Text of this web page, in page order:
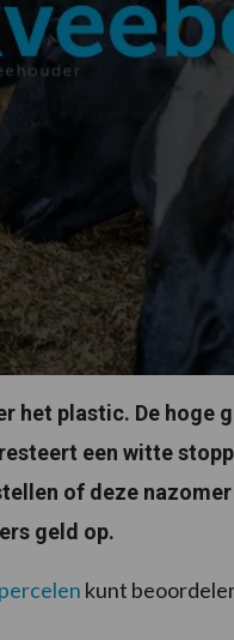
het plastic. De hoge
een witte
of deze
geld op.
kunt